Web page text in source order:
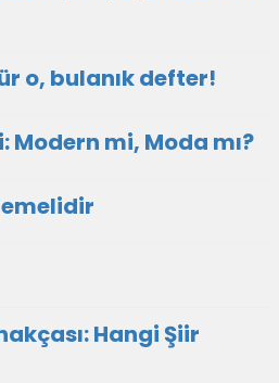
o, bulanık defter!
Modern mi, Moda mı?
Hangi Şiir